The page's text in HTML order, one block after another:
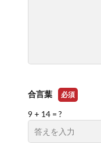
合言葉 必須
9 + 14 = ?